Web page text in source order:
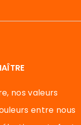
nos valeurs
entre nous